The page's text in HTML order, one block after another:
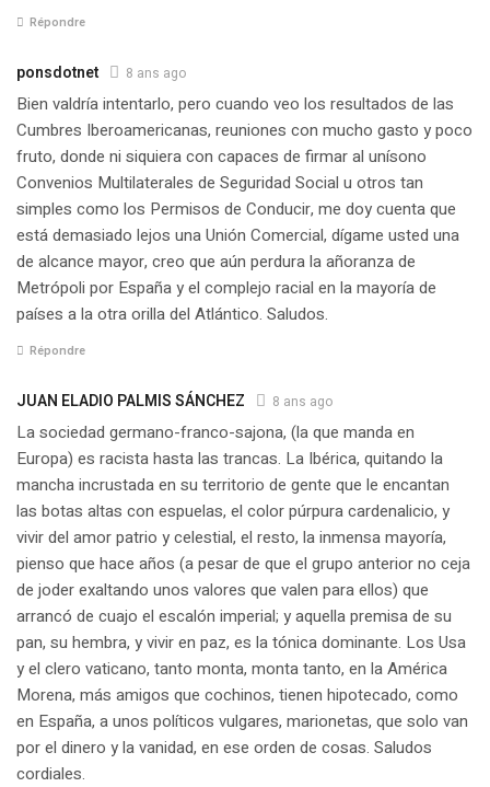
Répondre
ponsdotnet 8 ans ago
Bien valdría intentarlo, pero cuando veo los resultados de las
Cumbres Iberoamericanas, reuniones con mucho gasto y poco
fruto, donde ni siquiera con capaces de firmar al unísono
Convenios Multilaterales de Seguridad Social u otros tan
simples como los Permisos de Conducir, me doy cuenta que
está demasiado lejos una Unión Comercial, dígame usted una
de alcance mayor, creo que aún perdura la añoranza de
Metrópoli por España y el complejo racial en la mayoría de
países a la otra orilla del Atlántico. Saludos.
Répondre
JUAN ELADIO PALMIS SÁNCHEZ 8 ans ago
La sociedad germano-franco-sajona, (la que manda en
Europa) es racista hasta las trancas. La Ibérica, quitando la
mancha incrustada en su territorio de gente que le encantan
las botas altas con espuelas, el color púrpura cardenalicio, y
vivir del amor patrio y celestial, el resto, la inmensa mayoría,
pienso que hace años (a pesar de que el grupo anterior no ceja
de joder exaltando unos valores que valen para ellos) que
arrancó de cuajo el escalón imperial; y aquella premisa de su
pan, su hembra, y vivir en paz, es la tónica dominante. Los Usa
y el clero vaticano, tanto monta, monta tanto, en la América
Morena, más amigos que cochinos, tienen hipotecado, como
en España, a unos políticos vulgares, marionetas, que solo van
por el dinero y la vanidad, en ese orden de cosas. Saludos
cordiales.